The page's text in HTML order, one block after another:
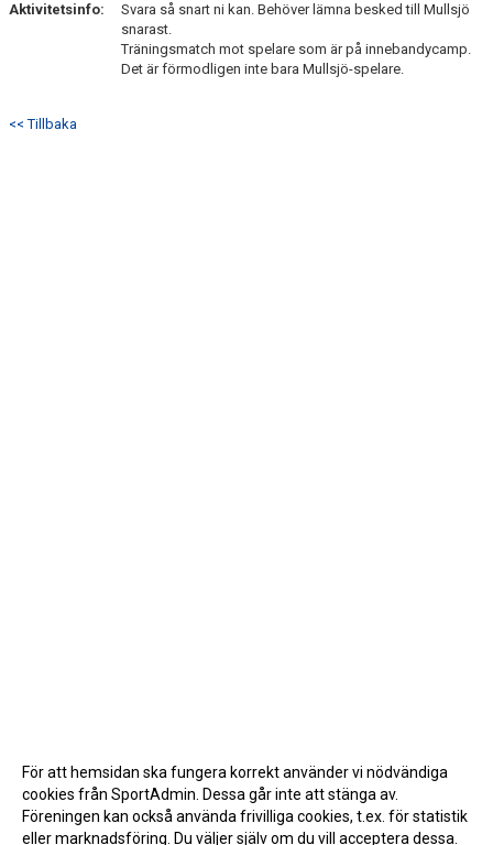
Aktivitetsinfo:
Svara så snart ni kan. Behöver lämna besked till Mullsjö
snarast.
Träningsmatch mot spelare som är på innebandycamp.
Det är förmodligen inte bara Mullsjö-spelare.
<< Tillbaka
För att hemsidan ska fungera korrekt använder vi nödvändiga
cookies från SportAdmin. Dessa går inte att stänga av.
Föreningen kan också använda frivilliga cookies, t.ex. för statistik
eller marknadsföring. Du väljer själv om du vill acceptera dessa.